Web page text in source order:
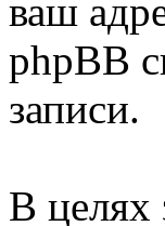
ваш
phpBB
записи.
В